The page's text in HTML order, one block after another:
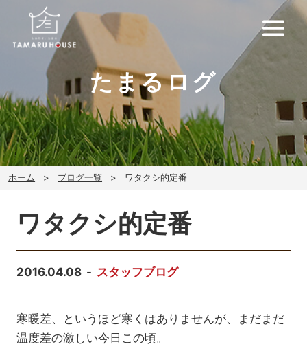
たまるログ
ホーム ブログ一覧 ワタクシ的定番
ワタクシ的定番
2016.04.08 スタッフブログ
寒暖差、というほど寒くはありませんが、まだまだ
温度差の激しい今日この頃。